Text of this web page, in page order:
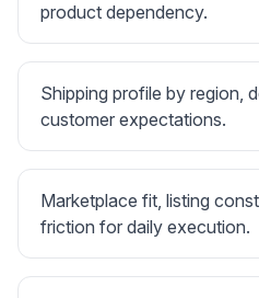
product dependency.
Shipping profile by region,
customer expectations.
Marketplace fit, listing
friction for daily execution.